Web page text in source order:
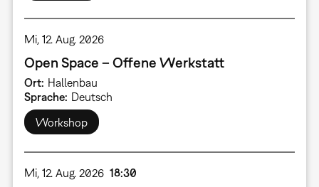
Mi, 12. Aug. 2026
Open Space – Offene Werkstatt
Ort Hallenbau
Sprache Deutsch
Workshop
Mi, 12. Aug. 2026 18:30